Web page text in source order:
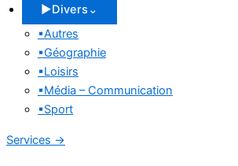
▶Divers ⌄
▪Autres
▪Géographie
▪Loisirs
▪Média – Communication
▪Sport
Services →